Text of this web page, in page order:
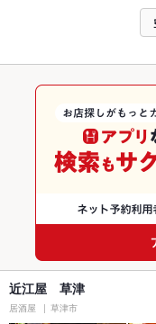
近江屋 草津
居酒屋 草津市